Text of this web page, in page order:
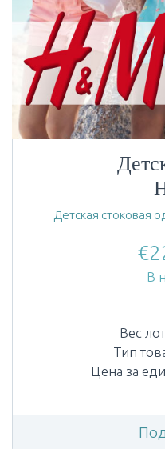
Детская стоковая
€
В
Вес
Тип
Цена за